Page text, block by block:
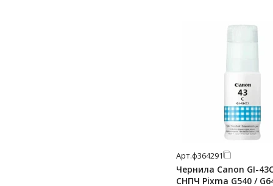
Арт.ф364291
Чернила Canon GI-
СНПЧ Pixma G540 /